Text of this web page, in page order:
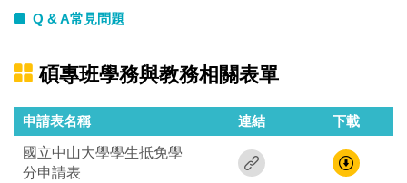
碩專班學務與教務相關表單
申請表名稱 連結 下載
國立中山大學學生抵免學
分申請表
Q & A常見問題